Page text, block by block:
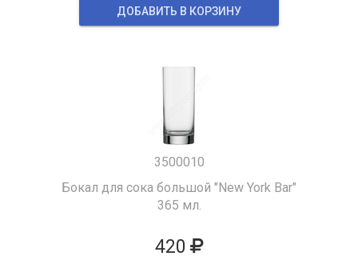
ДОБАВИТЬ В КОРЗИНУ
3500010
Бокал для сока большой "New York Bar"
365 мл.
420